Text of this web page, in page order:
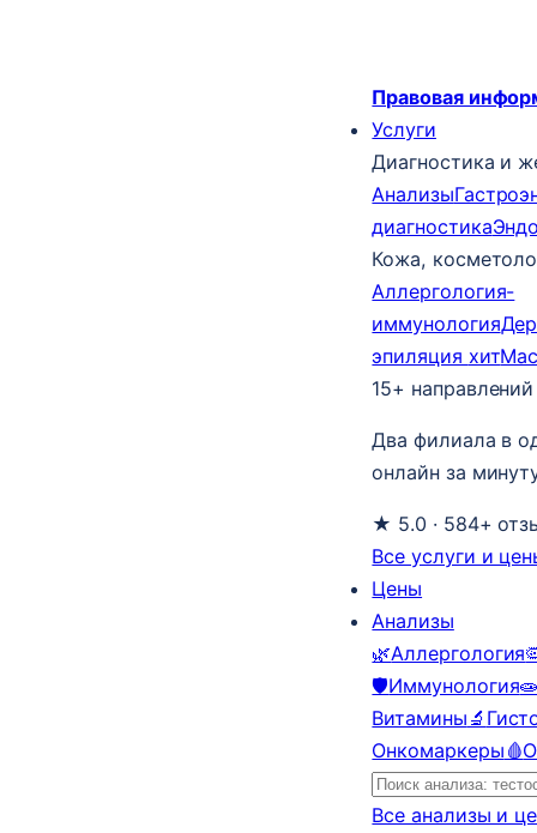
Правовая
Услуги
Диагностика и
Анализы
диагностика
Кожа,
Аллергология-
иммунология
эпиляция хит
15+
Два филиала в
онлайн за
★ 5.0 · 584+
Все услуги и
Цены
Анализы
🌿Аллергология
🛡️Иммунология
Витамины 🔬
Онкомаркеры 🩸
Все анализы и